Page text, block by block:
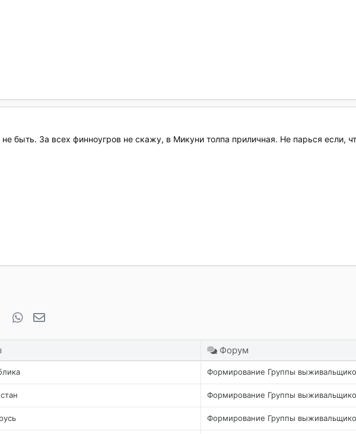
не быть. За всех финноугров не скажу, в Микуни толпа приличная. Не парься если,
Tumblr WhatsApp
Форум
Формирование Группы
Формирование Группы
Формирование Группы